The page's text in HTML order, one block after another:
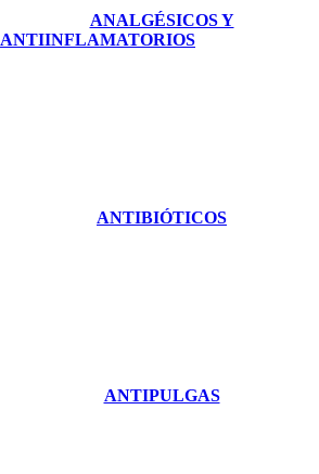
ANALGÉSICOS Y
ANTIINFLAMATORIOS
ANTIBIÓTICOS
ANTIPULGAS